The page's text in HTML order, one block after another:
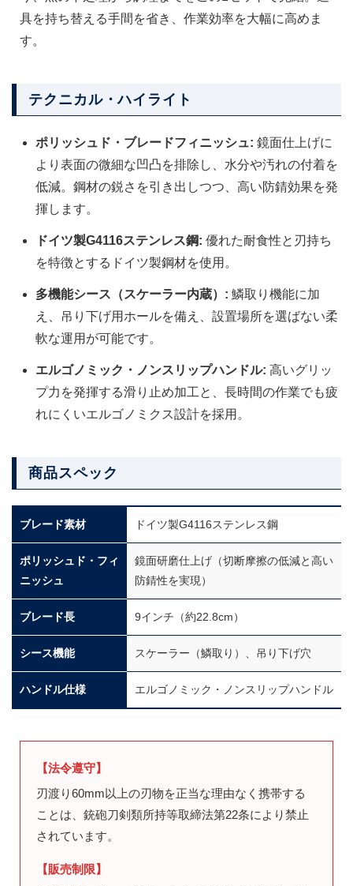
具を持ち替える手間を省き、作業効率を大幅に高めま
す。
テクニカル・ハイライト
ポリッシュド・ブレードフィニッシュ: 鏡面仕上げに
より表面の微細な凹凸を排除し、水分や汚れの付着を
低減。鋼材の鋭さを引き出しつつ、高い防錆効果を発
揮します。
ドイツ製G4116ステンレス鋼: 優れた耐食性と刃持ち
を特徴とするドイツ製鋼材を使用。
多機能シース（スケーラー内蔵）: 鱗取り機能に加
え、吊り下げ用ホールを備え、設置場所を選ばない柔
軟な運用が可能です。
エルゴノミック・ノンスリップハンドル: 高いグリッ
プ力を発揮する滑り止め加工と、長時間の作業でも疲
れにくいエルゴノミクス設計を採用。
商品スペック
ブレード素材 ドイツ製G4116ステンレス鋼
ポリッシュド・フィ
ニッシュ
鏡面研磨仕上げ（切断摩擦の低減と高い
防錆性を実現）
ブレード長 9インチ（約22.8cm）
シース機能 スケーラー（鱗取り）、吊り下げ穴
ハンドル仕様 エルゴノミック・ノンスリップハンドル
【法令遵守】
刃渡り60mm以上の刃物を正当な理由なく携帯する
ことは、銃砲刀剣類所持等取締法第22条により禁止
されています。
【販売制限】